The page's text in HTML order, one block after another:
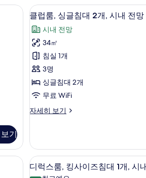
내 전망 | 객실에서 보이는 전망
기
클
럽
룸,
싱
글
침
대
개,
내
전
망
클
8
클럽룸, 싱글침대 2개, 시내 전망
시내 전망
34㎡
침실 1개
3명
싱글침대 2개
무료 WiFi
자세히 보기
클
글
침
대
, 시내 전망 | 시내 전망
디
럭
디
6
디럭스룸, 킹사이즈침대 1개, 시